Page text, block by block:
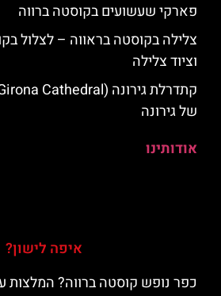
פארקי שעשועים בקוסטה ברווה
צלילה בקוסטה בראווה – לצלול
וציוד צלילה
של גירונה
אודותינו
איפה לישון?
כפר נופש קוסטה ברווה? המלצות